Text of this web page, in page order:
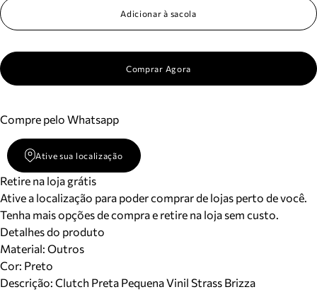
Acompanhe seus pedidos e solicite devoluções.
Adicionar à sacola
Comprar Agora
Compre pelo Whatsapp
Ative sua localização
Retire na loja grátis
Ative a localização para poder comprar de lojas perto de você.
Tenha mais opções de compra e retire na loja sem custo.
Detalhes do produto
Material: Outros
Cor: Preto
Descrição: Clutch Preta Pequena Vinil Strass Brizza